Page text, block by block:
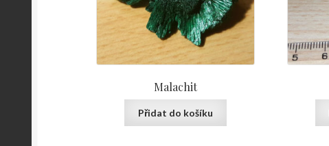
Malachit
Přidat do košíku